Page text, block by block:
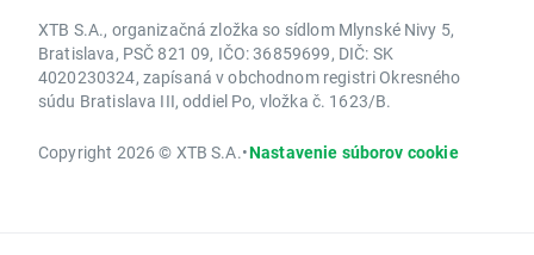
XTB S.A., organizačná zložka so sídlom Mlynské Nivy 5,
Bratislava, PSČ 821 09, IČO: 36859699, DIČ: SK
4020230324, zapísaná v obchodnom registri Okresného
súdu Bratislava III, oddiel Po, vložka č. 1623/B.
Copyright 2026 © XTB S.A.•Nastavenie súborov cookie